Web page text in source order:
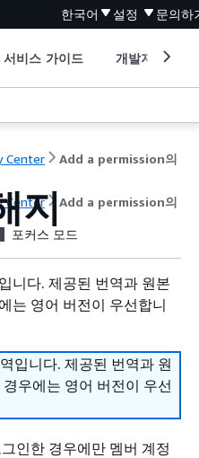
한국어 설정 문의하
서비스 가이드 개발자 도구
Center Add a permission의
Center Add a permission의
지
포커스 모드
니다. 제공된 번역과 원본
는 영어 버전이 우선합니
입니다. 제공된 번역과 원
우에는 영어 버전이 우선
인한 경우에만 멤버 계정